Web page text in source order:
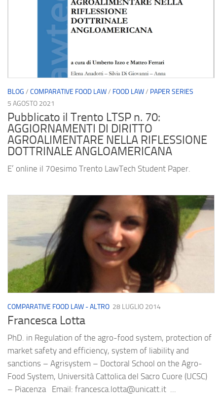
BLOG / COMPARATIVE FOOD LAW/ FOOD LAW/ PAPER SERIES
5 AGOSTO 2021
Pubblicato il Trento LTSP n. 70:
AGGIORNAMENTI DI DIRITTO
AGROALIMENTARE NELLA RIFLESSIONE
DOTTRINALE ANGLOAMERICANA
E’ online il 70esimo Trento LawTech Student Paper.
COMPARATIVE FOOD LAW - ALTRO 28 LUGLIO 2014
Francesca Lotta
PhD. in Regulation of the agro-food system, protection of
market safety and efficiency, system of liability and
sanctions – Agrisystem – Doctoral School on the Agro-
Food System, Università Cattolica del Sacro Cuore (UCSC)
– Piacenza Email: francesca.lotta@unicatt.it ...